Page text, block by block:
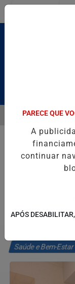
HOMENAGEIA
EM ALTA
Saúde e Bem-Estar
PARECE QUE
A
continuar
APÓS